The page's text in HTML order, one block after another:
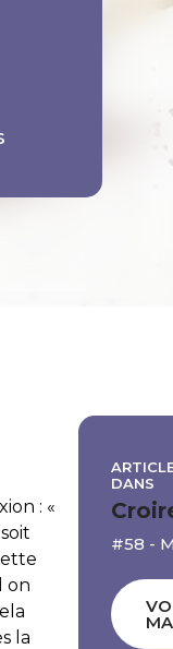
: «
on
la
DANS
#58 -